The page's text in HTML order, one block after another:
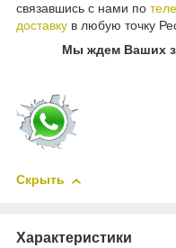
связавшись с нами по
доставку в любую точку
Мы ждем Ваших
Скрыть
Характеристики